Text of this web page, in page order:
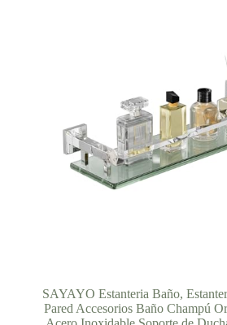
SAYAYO Estanteria Baño,
Pared Accesorios Baño Champú